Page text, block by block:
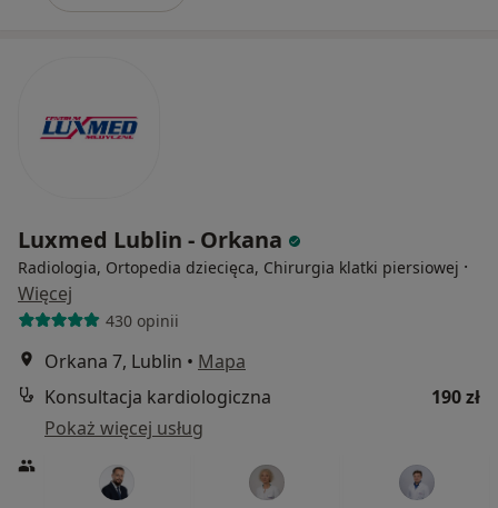
Luxmed Lublin - Orkana
Radiologia, Ortopedia dziecięca, Chirurgia klatki piersiowej ·
Więcej
430 opinii
Orkana 7, Lublin • Mapa
Konsultacja kardiologiczna
190 zł
Pokaż więcej usług